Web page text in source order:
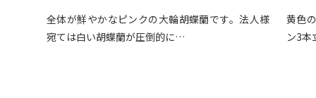
黄色の大輪のお花を咲かせる珍しい品種のアポロ
ン3本立ちです。 『世界ら…
ミデ
ちで